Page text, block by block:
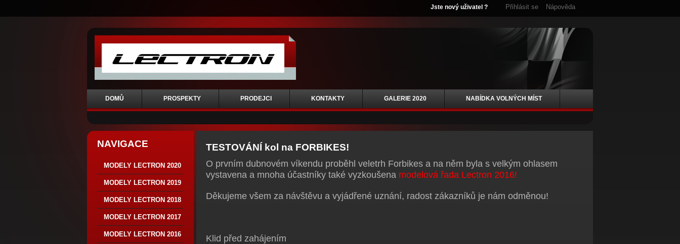
Jste nový uživatel ? Přihlásit se Nápověda
DOMŮ PROSPEKTY PRODEJCI KONTAKTY GALERIE 2020 NABÍDKA VOLNÝCH MÍST
NAVIGACE
MODELY LECTRON 2020
MODELY LECTRON 2019
MODELY LECTRON 2018
MODELY LECTRON 2017
MODELY LECTRON 2016
TESTOVÁNÍ kol na FORBIKES!
O prvním dubnovém víkendu proběhl veletrh Forbikes a na něm byla s velkým ohlasem
vystavena a mnoha účastníky také vyzkoušena modelová řada Lectron 2016!
Děkujeme všem za návštěvu a vyjádřené uznání, radost zákazníků je nám odměnou!
Klid před zahájením